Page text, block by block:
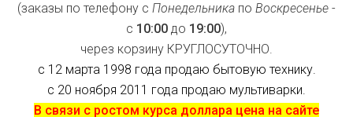
(заказы по телефону с Понедельника по Воскресенье -
с 10:00 до 19:00),
через корзину КРУГЛОСУТОЧНО.
с 12 марта 1998 года продаю бытовую технику.
с 20 ноября 2011 года продаю мультиварки.
В связи с ростом курса доллара цена на сайте